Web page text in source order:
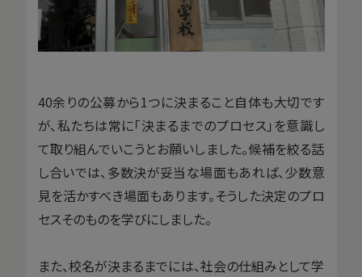
40余りの公募から1つに決まること自体も大切です
が、私たちは常に「決まるまでのプロセス」を意識し
て取り組んでいこうとお願いしました。候補を絞る話
し合いでは、多数決が妥当な場面もあれば、少数意
見を活かすべき場面もあります。そうした決定のプロ
セスそのものを学びにしました。
また、校名が決まるまでには、社会の仕組みとして学